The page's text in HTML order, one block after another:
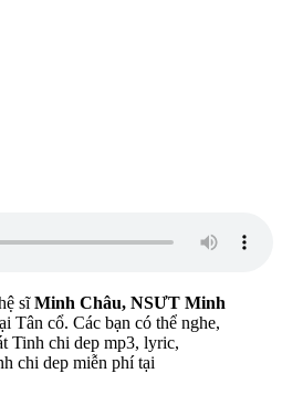
sĩMinh Châu, NSƯT Minh
Tân cổ. Các bạn có thể nghe,
Tinh chi dep mp3, lyric,
chi dep miễn phí tại